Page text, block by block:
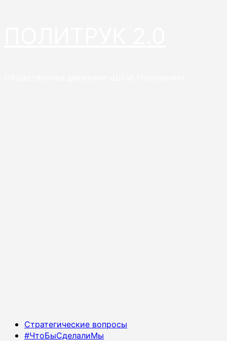
Основное
меню
Стратегические вопросы
#ЧтоБыСделалиМы